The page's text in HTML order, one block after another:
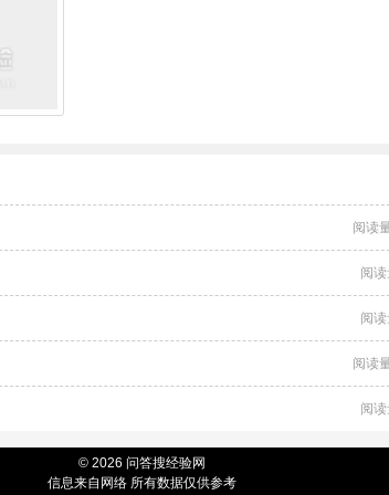
阅读
阅
阅
阅读
阅
© 2026 问答搜经验网
信息来自网络 所有数据仅供参考